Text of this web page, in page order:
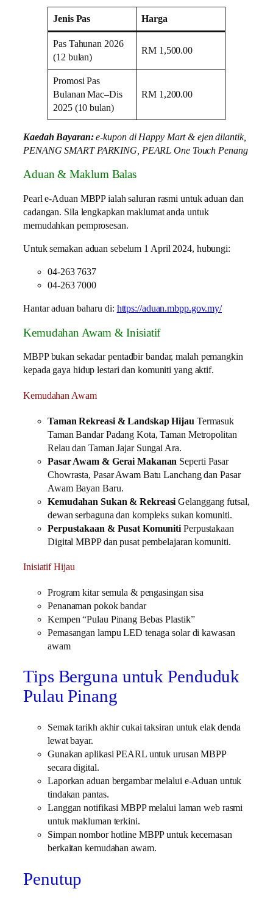
Jenis Pas Harga
Pas Tahunan 2026
(12 bulan)
RM 1,500.00
Promosi Pas
Bulanan Mac–Dis
2025 (10 bulan)
RM 1,200.00
Kaedah Bayaran:e-kupon di Happy Mart & ejen dilantik,
PENANG SMART PARKING, PEARL One Touch Penang
Aduan & Maklum Balas
Pearl e-Aduan MBPP ialah saluran rasmi untuk aduan dan
cadangan. Sila lengkapkan maklumat anda untuk
memudahkan pemprosesan.
Untuk semakan aduan sebelum 1 April 2024, hubungi:
04-263 7637
04-263 7000
Hantar aduan baharu di: https://aduan.mbpp.gov.my/
Kemudahan Awam & Inisiatif
MBPP bukan sekadar pentadbir bandar, malah pemangkin
kepada gaya hidup lestari dan komuniti yang aktif.
Kemudahan Awam
Taman Rekreasi & Landskap Hijau Termasuk
Taman Bandar Padang Kota, Taman Metropolitan
Relau dan Taman Jajar Sungai Ara.
Pasar Awam & Gerai Makanan Seperti Pasar
Chowrasta, Pasar Awam Batu Lanchang dan Pasar
Awam Bayan Baru.
Kemudahan Sukan & Rekreasi Gelanggang futsal,
dewan serbaguna dan kompleks sukan komuniti.
Perpustakaan & Pusat Komuniti Perpustakaan
Digital MBPP dan pusat pembelajaran komuniti.
Inisiatif Hijau
Program kitar semula & pengasingan sisa
Penanaman pokok bandar
Kempen “Pulau Pinang Bebas Plastik”
Pemasangan lampu LED tenaga solar di kawasan
awam
Tips Berguna untuk Penduduk
Pulau Pinang
Semak tarikh akhir cukai taksiran untuk elak denda
lewat bayar.
Gunakan aplikasi PEARL untuk urusan MBPP
secara digital.
Laporkan aduan bergambar melalui e-Aduan untuk
tindakan pantas.
Langgan notifikasi MBPP melalui laman web rasmi
untuk makluman terkini.
Simpan nombor hotline MBPP untuk kecemasan
berkaitan kemudahan awam.
Penutup